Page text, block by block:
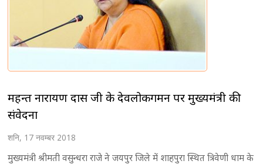
महन्त नारायण दास जी के देवलोकगमन पर मुख्यमंत्री की
संवेदना
शनि, 17 नवम्बर 2018
मुख्यमंत्री श्रीमती वसुन्धरा राजे ने जयपुर जिले में शाहपुरा स्थित त्रिवेणी धाम के